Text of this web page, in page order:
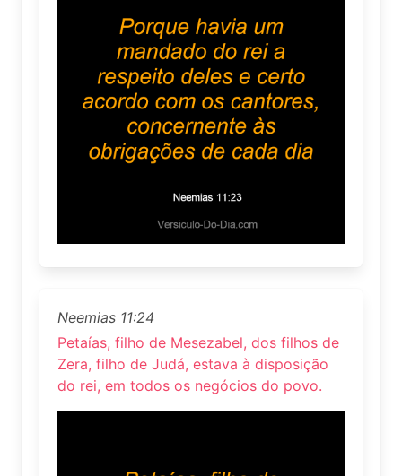
Neemias 11:24
Petaías, filho de Mesezabel, dos filhos de
Zera, filho de Judá, estava à disposição
do rei, em todos os negócios do povo.